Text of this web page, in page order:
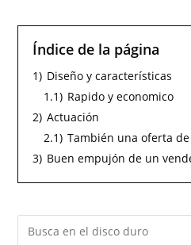
Índice de la página
1) Diseño y características
1.1) Rapido y economico
2) Actuación
2.1) También una oferta de
3) Buen empujón de un